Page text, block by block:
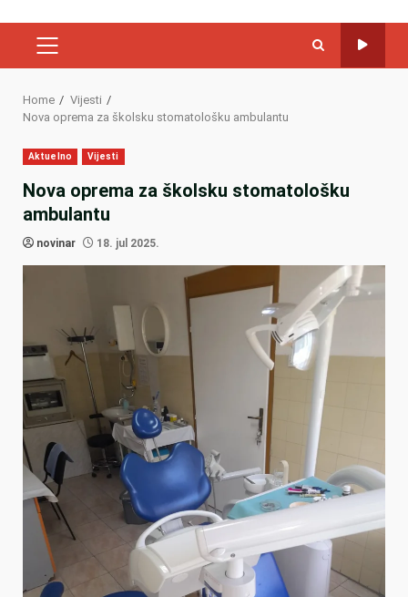
PRIMARY
Home
Vijesti
Nova oprema za školsku stomatološku ambulantu
Aktuelno Vijesti
Nova oprema za školsku stomatološku
ambulantu
novinar 18. jul 2025.